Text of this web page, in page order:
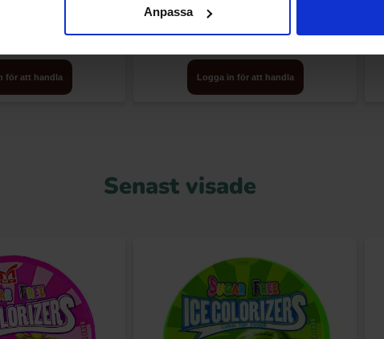
Anpassa
för att handla Logga in för att handla
Senast visade